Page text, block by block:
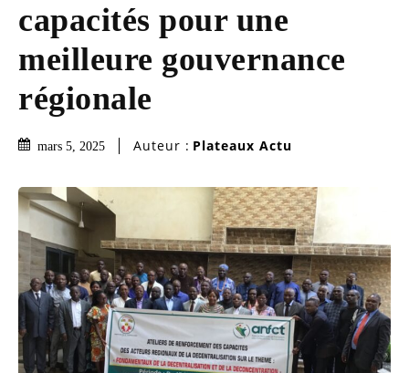
capacités pour une
meilleure gouvernance
régionale
mars 5, 2025 Auteur : Plateaux Actu